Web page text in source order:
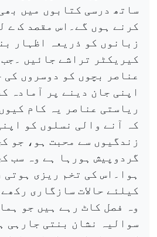
ساتھ درسی کتابوں میں
کرنے ہوں گے۔اس مقصد ک ے
زبانوں کو ذریعہ اظہار
کیریکٹر تراشے جائیں
عناصر بچوں کو دوسروں کی
اپنی جان دینے پر آمادہ
ریاستی عناصر یہ کام
کہ آنے والی نسلوں کو
زندگیوں سے محبت ہو، جو
گردوپیش ہورہا ہے وہ سب
ہوا۔اس کی تخم ریزی ہوتی
کیلئے حالات سازگاری
وہ فصل کاٹ رہے ہیں جو
سوالیہ نشان بنتی جارہی